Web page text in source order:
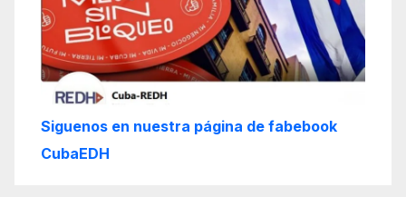
Siguenos en nuestra página de fabebook
CubaEDH